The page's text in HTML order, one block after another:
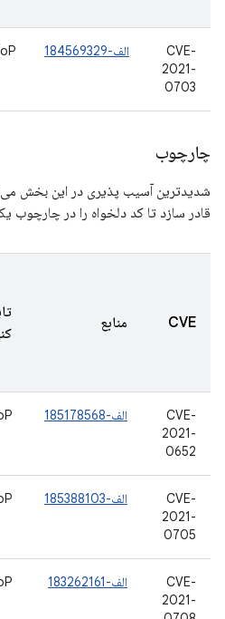
CVE-
2021-
0703
الف-184569329
چارچوب
شدیدترین آسیب پذیری در این بخش می
قادر سازد تا کد دلخواه را در چارچوب
CVE منابع
CVE-
2021-
0652
الف-185178568
CVE-
2021-
0705
الف-185388103
CVE-
2021-
الف-183262161